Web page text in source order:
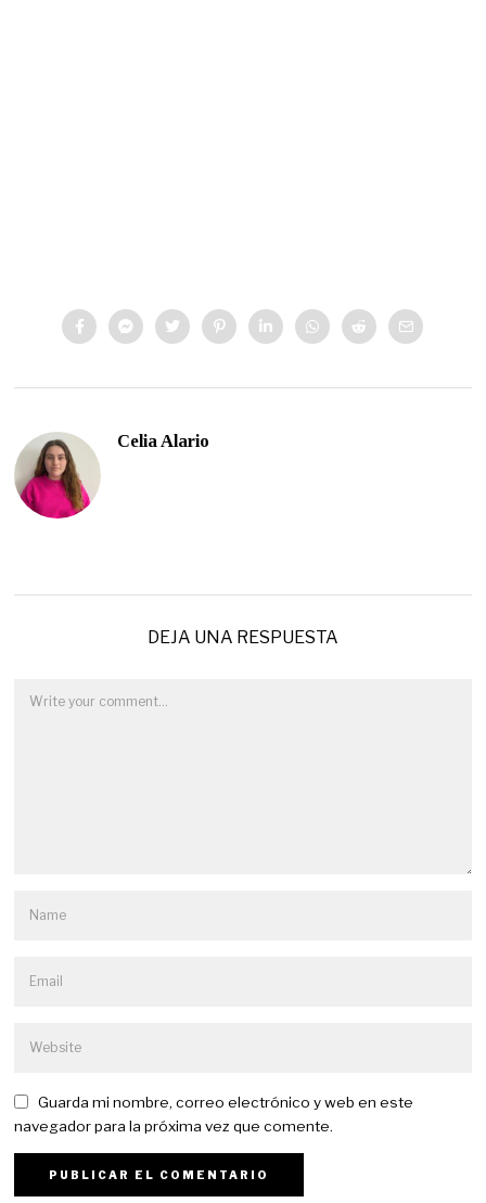
Celia Alario
DEJA UNA RESPUESTA
Guarda mi nombre, correo electrónico y web en este
navegador para la próxima vez que comente.